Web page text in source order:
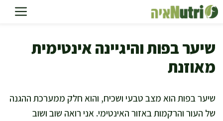
לדלג
לתוכן
שיער בפות והיגיינה אינטימית
מאוזנת
שיער בפות הוא מצב טבעי ושכיח, והוא חלק ממערכת ההגנה
של העור והרקמות באזור האינטימי. אני רואה שוב ושוב